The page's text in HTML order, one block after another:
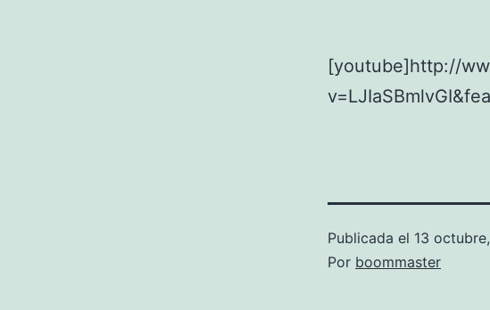
[youtube]http://
Publicada el 13
Por boommaster